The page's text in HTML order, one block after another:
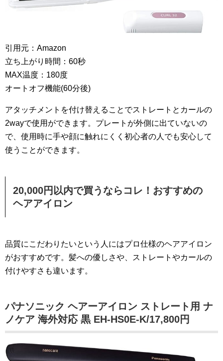
引用元：Amazon
立ち上がり時間：60秒
MAX温度：180度
オートオフ機能(60分後)
アタッチメントを付け替えることでストレートとカールの
2wayで使用ができます。プレートが外側に出ていないの
で、使用時に手や顔に触れにくく初心者の人でも安心して
使うことができます。
20,000円以内で買うならコレ！おすすめの
ヘアアイロン
品質にこだわりたいという人にはプロ仕様のヘアアイロン
がおすすめです。髪への優しさや、ストレートやカールの
付けやすさも違います。
パナソニック ヘアーアイロン ストレート用 ナ
ノケア 海外対応 黒 EH-HS0E-K/17,800円